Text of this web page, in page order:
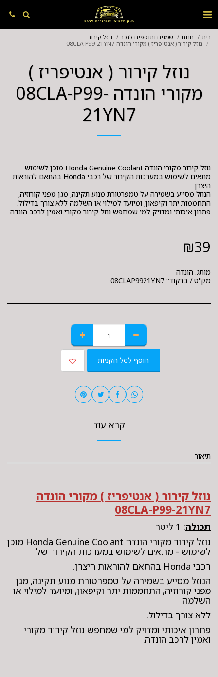
בית חנות שמנים ותוספים לרכב
נוזל קירור
נוזל קירור ( אנטיפריז ) מקורי הונדה 08CLA-P99-21YN7
נוזל קירור ( אנטיפריז )
מקורי הונדה 08CLA-P99-
21YN7
נוזל קירור מקורי הונדה Honda Genuine Coolant מוכן לשימוש -
מתאים לשימוש במערכות הקירור של רכבי Honda בהתאם להוראות
הנוזל מסייע בשמירה על טמפרטורת מנוע תקינה, מגן מפני קורוזיה,
פתרון איכותי ומדויק למי שמחפש נוזל קירור מקורי ואמין לרכב הונדה.
₪39
מותג: הונדה
מק"ט / ברקוד:: 08CLAP9921YN7
הוסף לסל הקניות
קרא עוד
תיאור
נוזל קירור ( אנטיפריז ) מקורי הונדה
08CLA-P99-21YN7
תכולה: 1 ליטר
נוזל קירור מקורי הונדה Honda Genuine Coolant מוכן
לשימוש - מתאים לשימוש במערכות הקירור של
רכבי Honda בהתאם להוראות היצרן.
הנוזל מסייע בשמירה על טמפרטורת מנוע תקינה, מגן
מפני קורוזיה, התחממות יתר וקיפאון, ומיועד למילוי או
השלמה
ללא צורך בדילול.
פתרון איכותי ומדויק למי שמחפש נוזל קירור מקורי
ואמין לרכב הונדה.